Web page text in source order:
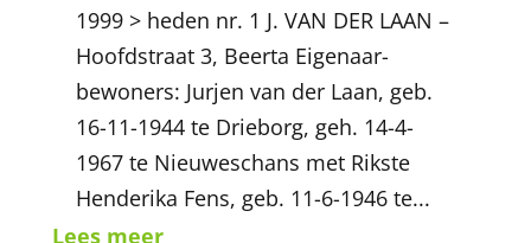
1999 > heden nr. 1 J. VAN DER LAAN –
Hoofdstraat 3, Beerta Eigenaar-
bewoners: Jurjen van der Laan, geb.
16-11-1944 te Drieborg, geh. 14-4-
1967 te Nieuweschans met Rikste
Henderika Fens, geb. 11-6-1946 te...
Lees meer